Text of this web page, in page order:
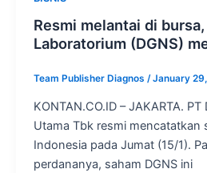
Resmi melantai di
Laboratorium (DGNS)
Team Publisher Diagnos /January
KONTAN.CO.ID – JAKARTA.
Utama Tbk resmi mencatatkan
Indonesia pada Jumat (15/1).
perdananya, saham DGNS ini